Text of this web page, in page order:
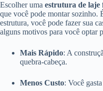
Escolher uma estrutura de laje
que você pode montar sozinho.
estrutura, você pode fazer sua
alguns motivos para você optar
Mais Rápido: A
quebra-cabeça.
Menos Custo: Você